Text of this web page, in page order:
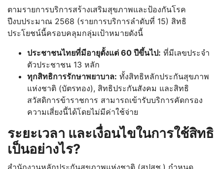
ตามรายการบริการสร้างเสริมสุขภาพและป้องกันโรค
ปีงบประมาณ 2568 (รายการบริการลำดับที่ 15) สิทธิ
ประโยชน์นี้ครอบคลุมกลุ่มเป้าหมายดังนี้
ประชาชนไทยที่มีอายุตั้งแต่ 60 ปีขึ้นไป: ที่มีเลขประจำ
ตัวประชาชน 13 หลัก
ทุกสิทธิการรักษาพยาบาล: ทั้งสิทธิหลักประกันสุขภาพ
แห่งชาติ (บัตรทอง), สิทธิประกันสังคม และสิทธิ
สวัสดิการข้าราชการ สามารถเข้ารับบริการคัดกรอง
ความเสี่ยงนี้ได้โดยไม่มีค่าใช้จ่าย
ระยะเวลา และเงื่อนไขในการใช้สิทธิ
เป็นอย่างไร?
สำนักงานหลักประกันสุขภาพแห่งชาติ (สปสช.) กำหนด